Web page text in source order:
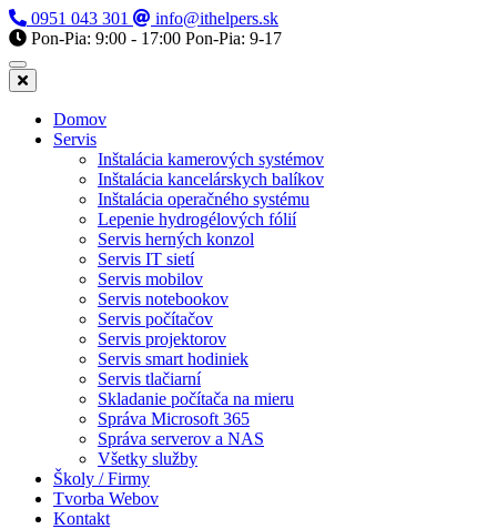
0951 043 301
info@ithelpers.sk
Pon-Pia: 9:00 - 17:00 Pon-Pia: 9-17
Domov
Servis
Inštalácia kamerových systémov
Inštalácia kancelárskych balíkov
Inštalácia operačného systému
Lepenie hydrogélových fólií
Servis herných konzol
Servis IT sietí
Servis mobilov
Servis notebookov
Servis počítačov
Servis projektorov
Servis smart hodiniek
Servis tlačiarní
Skladanie počítača na mieru
Správa Microsoft 365
Správa serverov a NAS
Všetky služby
Školy / Firmy
Tvorba Webov
Kontakt